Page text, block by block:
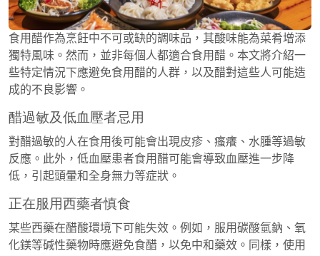
食用醋作為烹飪中不可或缺的調味品，其酸味能為菜肴增添
獨特風味。然而，並非每個人都適合食用醋。本文將介紹一
些特定情況下應避免食用醋的人群，以及醋對這些人可能造
成的不良影響。
醋過敏及低血壓者忌用
對醋過敏的人在食用後可能會出現皮疹、瘙癢、水腫等過敏
反應。此外，低血壓患者食用醋可能會導致血壓進一步降
低，引起頭暈和全身無力等症狀。
正在服用西藥者慎食
某些西藥在醋酸環境下可能失效。例如，服用碳酸氫鈉、氧
化鎂等碱性藥物時應避免食醋，以免中和藥效。同樣，使用